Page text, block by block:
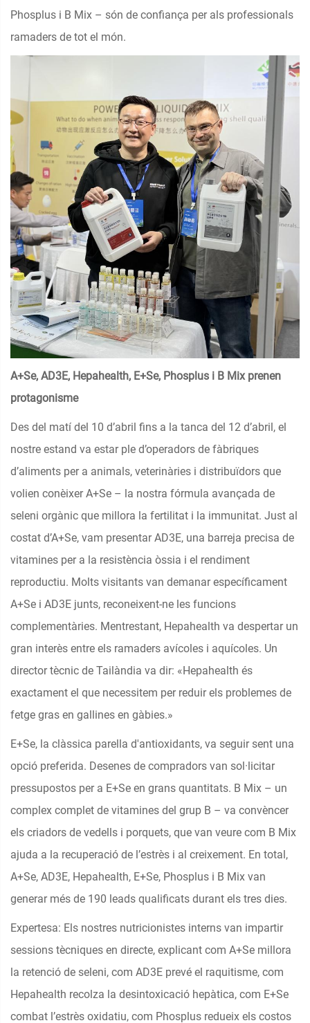
Phosplus i B Mix – són de confiança per als professionals
ramaders de tot el món.
A+Se, AD3E, Hepahealth, E+Se, Phosplus i B Mix prenen
protagonisme
Des del matí del 10 d’abril fins a la tanca del 12 d’abril, el
nostre estand va estar ple d’operadors de fàbriques
d’aliments per a animals, veterinàries i distribuïdors que
volien conèixer A+Se – la nostra fórmula avançada de
seleni orgànic que millora la fertilitat i la immunitat. Just al
costat d’A+Se, vam presentar AD3E, una barreja precisa de
vitamines per a la resistència òssia i el rendiment
reproductiu. Molts visitants van demanar específicament
A+Se i AD3E junts, reconeixent-ne les funcions
complementàries. Mentrestant, Hepahealth va despertar un
gran interès entre els ramaders avícoles i aquícoles. Un
director tècnic de Tailàndia va dir: «Hepahealth és
exactament el que necessitem per reduir els problemes de
fetge gras en gallines en gàbies.»
E+Se, la clàssica parella d'antioxidants, va seguir sent una
opció preferida. Desenes de compradors van sol·licitar
pressupostos per a E+Se en grans quantitats. B Mix – un
complex complet de vitamines del grup B – va convèncer
els criadors de vedells i porquets, que van veure com B Mix
ajuda a la recuperació de l’estrès i al creixement. En total,
A+Se, AD3E, Hepahealth, E+Se, Phosplus i B Mix van
generar més de 190 leads qualificats durant els tres dies.
Expertesa: Els nostres nutricionistes interns van impartir
sessions tècniques en directe, explicant com A+Se millora
la retenció de seleni, com AD3E prevé el raquitisme, com
Hepahealth recolza la desintoxicació hepàtica, com E+Se
combat l’estrès oxidatiu, com Phosplus redueix els costos